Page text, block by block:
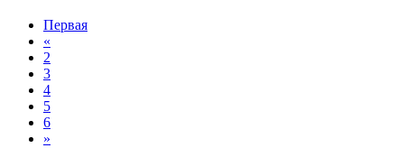
Первая
«
2
3
4
5
6
»